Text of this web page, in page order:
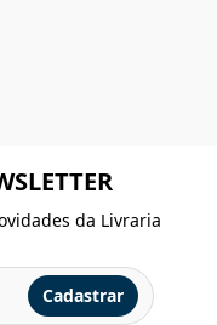
da Livraria
Cadastrar